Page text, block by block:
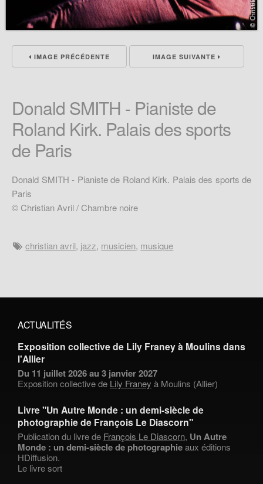
IMAGE PRÉCÉDENTE IMAGE SUIVANTE
Donald SMITH - Pianiste de
Roland Kirk. Palais des sports
de Paris
Donald SMITH - Pianiste de Roland Kirk. Palais des sports de
Paris
© Christian Avril / Chambre noire
christian avril, jazz, musicien, musique
ACTUALITÉS
Exposition collective de Lily Franey à Moulins dans
l'Allier
Du 11 juillet 2026 au 3 janvier 2027
Exposition collective de Lily Franey à Moulins (Allier)
Livre "Un Autre Monde : un demi-siècle de
photographie de François Le Diascorn"
Publication du livre de François Le Diascorn, Un Autre
Monde : un demi-siècle de photographieaux éditions
HDiffusion.
Le livre sort